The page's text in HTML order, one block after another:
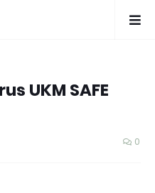
UKM SAFE
0